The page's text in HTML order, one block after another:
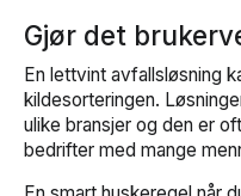
Gjør det
En lettvint avfallsløsning
kildesorteringen.
ulike bransjer og den er
bedrifter med mange